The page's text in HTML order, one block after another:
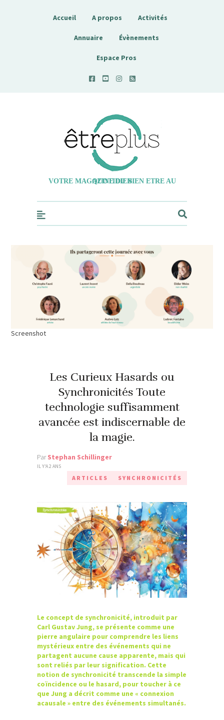
Accueil A propos Activités
Annuaire Évènements
Espace Pros
Etreplus
VOTRE MAGAZINE DU BIEN ETRE AU QUOTIDIEN
Screenshot
Les Curieux Hasards ou
Synchronicités Toute
technologie suffisamment
avancée est indiscernable de
la magie.
ParStephan Schillinger
IL Y'A 2 ANS
ARTICLES SYNCHRONICITÉS
Le concept de synchronicité, introduit par
Carl Gustav Jung, se présente comme une
pierre angulaire pour comprendre les liens
mystérieux entre des événements qui ne
partagent aucune cause apparente, mais qui
sont reliés par leur signification. Cette
notion de synchronicité transcende la simple
coïncidence ou le hasard, pour toucher à ce
que Jung a décrit comme une « connexion
acausale » entre des événements simultanés.